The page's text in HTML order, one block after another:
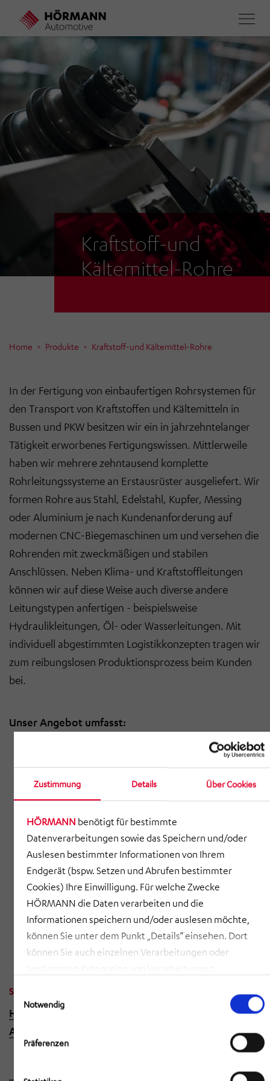
Zustimmung Details Über Cookies
HÖRMANN benötigt für bestimmte
Datenverarbeitungen sowie das Speichern und/oder
Auslesen bestimmter Informationen von Ihrem
Endgerät (bspw. Setzen und Abrufen bestimmter
Cookies) Ihre Einwilligung. Für welche Zwecke
HÖRMANN die Daten verarbeiten und die
Informationen speichern und/oder auslesen möchte,
können Sie unter dem Punkt „Details“ einsehen. Dort
können Sie auch einzelnen Verarbeitungen oder
Sie ein, dass HÖRMANN alle der erläuterten
Informationen speichern sowie auslesen und damit
zusammenhängende Datenverarbeitungen vornehmen
darf, die nicht ohnehin unbedingt erforderlich sind,
Einwilligungsauswahl
Notwendig
Präferenzen
Direkt
Inhalt
Kraftstoff-und
Kältemittel-Rohre
Home Produkte Kraftstoff-und Kältemittel-Rohre
In der Fertigung von einbaufertigen Rohrsystemen für
den Transport von Kraftstoffen und Kältemitteln in
Bussen und PKW besitzen wir ein in jahrzehntelanger
Tätigkeit erworbenes Fertigungswissen. Mittlerweile
haben wir mehrere zehntausend komplette
Rohrleitungssysteme an Erstausrüster ausgeliefert. Wir
formen Rohre aus Stahl, Edelstahl, Kupfer, Messing
oder Aluminium je nach Kundenanforderung auf
modernen CNC-Biegemaschinen um und versehen die
Rohrenden mit zweckmäßigen und stabilen
Anschlüssen. Neben Klima- und Kraftstoffleitungen
können wir auf diese Weise auch diverse andere
Leitungstypen anfertigen - beispielsweise
Hydraulikleitungen, Öl- oder Wasserleitungen. Mit
individuell abgestimmten Logistikkonzepten tragen wir
zum reibungslosen Produktionsprozess beim Kunden
bei.
Unser Angebot umfasst:
Rohrbiegen von Durchmesser 2-70 mm nach
vorgegebenem Biegeradius
Biegen von Stahl-, Edelstahl-, Kupfer-, Messing-
Aufbringen der Anschlüsse mittels Induktions-
und Hartlöten
Rohrendenbearbeitung nach Kundenzeichnung
Erstbemusterung neuer Leitungen
Fahrzeugbezogene Anlieferung („one-set-flow“),
„just-in-time“ oder „just-in-sequence“
Sind Sie interessiert an diesem Produkt?
Hier finden Sie die Kontaktdaten von HÖRMANN
Automotive in Saarbrücken.